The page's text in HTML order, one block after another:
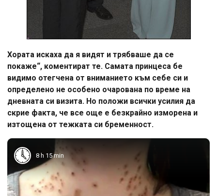
Хората искаха да я видят и трябваше да се
покаже“, коментират те. Самата принцеса бе
видимо отегчена от вниманието към себе си и
определено не особено очарована по време на
дневната си визита. Но положи всички усилия да
скрие факта, че все още е безкрайно изморена и
изтощена от тежката си бременност.
8 h 15 min